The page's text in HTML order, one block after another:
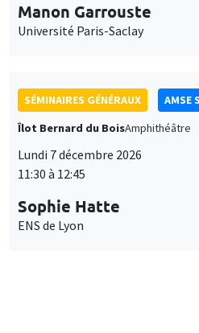
Manon Garrouste
Université Paris-Saclay
SÉMINAIRES GÉNÉRAUX
AMSE
Îlot Bernard du BoisAmphithéâtre
Lundi 7 décembre 2026
11:30 à 12:45
Sophie Hatte
ENS de Lyon